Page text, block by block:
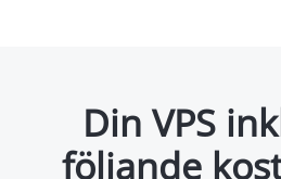
Din VPS
följande